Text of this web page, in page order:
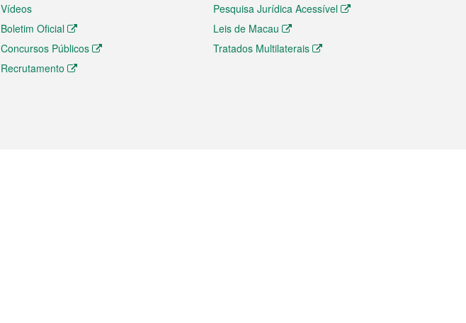
Vídeos
Boletim Oficial
Concursos Públicos
Recrutamento
Pesquisa Jurídica Acessível
Leis de Macau
Tratados Multilaterais